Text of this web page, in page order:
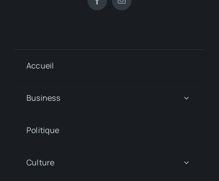
Accueil
Business
Politique
Culture